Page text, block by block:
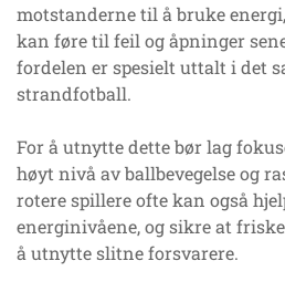
motstanderne til å bruke
kan føre til feil og åpninger
fordelen er spesielt uttalt i det
strandfotball.
For å utnytte dette bør lag
høyt nivå av ballbevegelse og
rotere spillere ofte kan også
energinivåene, og sikre at
å utnytte slitne forsvarere.